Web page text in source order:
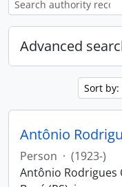
Advanced
Sort
Antônio
Person · (1923-)
Antônio Rodrigues